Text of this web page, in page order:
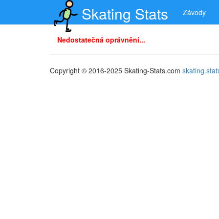
Skating Stats Závody
Nedostatečná oprávnění...
Copyright © 2016-2025 Skating-Stats.com